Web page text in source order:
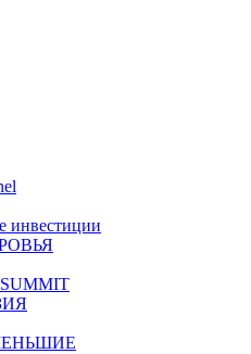
инвестиции